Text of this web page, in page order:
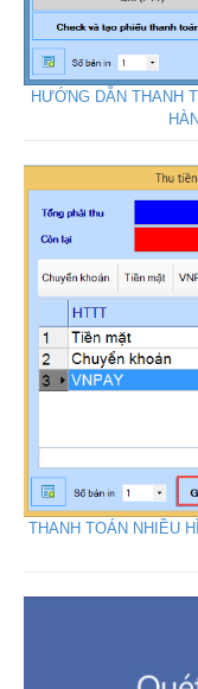
HƯỚNG DẪN THANH
THANH TOÁN NHIỀU